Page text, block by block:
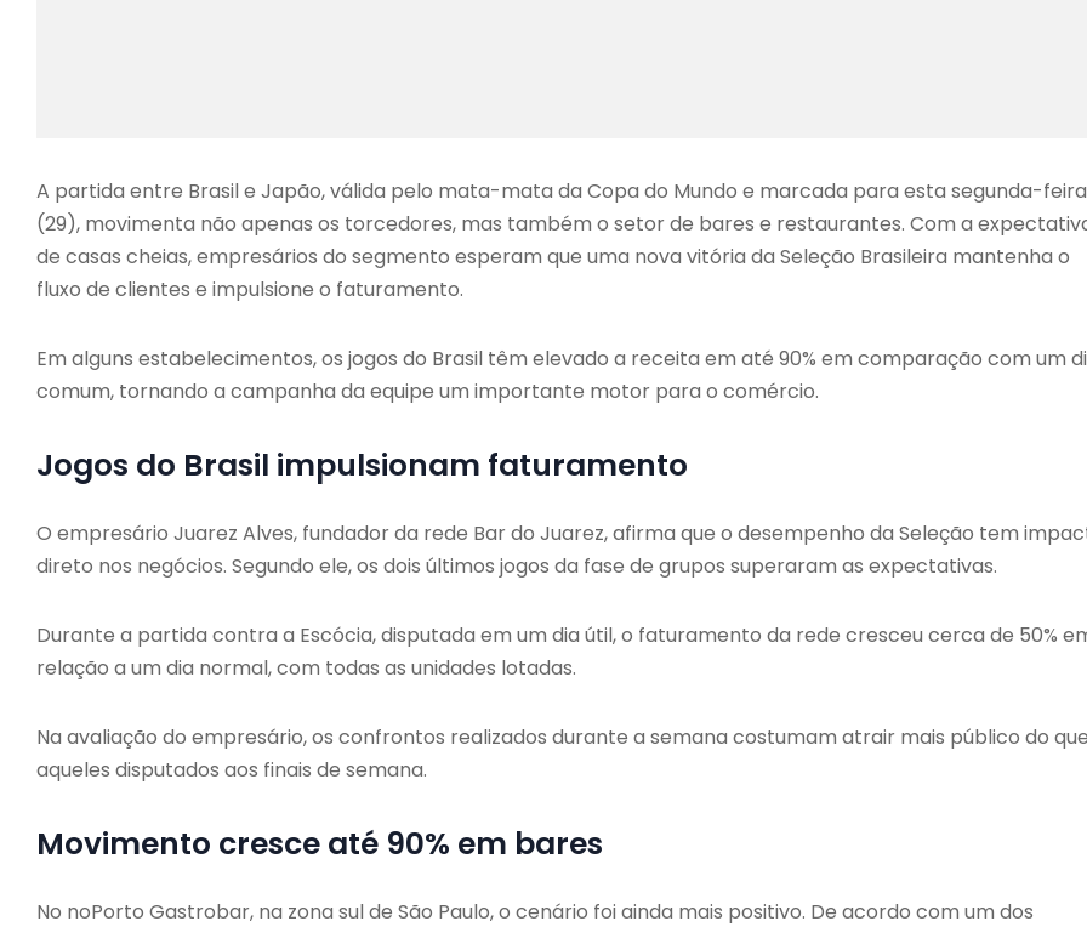
A partida entre Brasil e Japão, válida pelo mata-mata da Copa do Mundo e marcada para esta segunda-feira
(29), movimenta não apenas os torcedores, mas também o setor de bares e restaurantes. Com a
de casas cheias, empresários do segmento esperam que uma nova vitória da Seleção Brasileira mantenha o
fluxo de clientes e impulsione o faturamento.
Em alguns estabelecimentos, os jogos do Brasil têm elevado a receita em até 90% em comparação com um
comum, tornando a campanha da equipe um importante motor para o comércio.
Jogos do Brasil impulsionam faturamento
O empresário Juarez Alves, fundador da rede Bar do Juarez, afirma que o desempenho da Seleção tem
direto nos negócios. Segundo ele, os dois últimos jogos da fase de grupos superaram as expectativas.
Durante a partida contra a Escócia, disputada em um dia útil, o faturamento da rede cresceu cerca de 50%
relação a um dia normal, com todas as unidades lotadas.
Na avaliação do empresário, os confrontos realizados durante a semana costumam atrair mais público do que
aqueles disputados aos finais de semana.
Movimento cresce até 90% em bares
No noPorto Gastrobar, na zona sul de São Paulo, o cenário foi ainda mais positivo. De acordo com um dos